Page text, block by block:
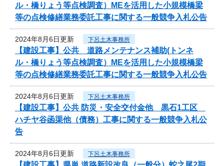
ル・橋りょう等点検調査）MEを活用した小規模橋梁
等の点検修繕業務委託工事に関する一般競争入札公告
2024年8月6日更新 下呂土木事務所
【建設工事】公共 道路メンテナンス補助(トンネ
ル・橋りょう等点検調査）MEを活用した小規模橋梁
等の点検修繕業務委託工事に関する一般競争入札公告
2024年8月6日更新 下呂土木事務所
【建設工事】公共 防災・安全交付金他 黒石1工区
ハチヤ谷函渠他（債務）工事に関する一般競争入札公
告
2024年8月6日更新 下呂土木事務所